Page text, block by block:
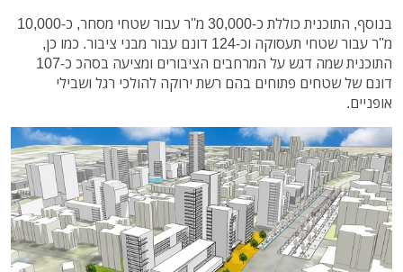
בנוסף, התוכנית כוללת כ-30,000 מ''ר עבור שטחי מסחר, כ-10,000
מ''ר עבור שטחי תעסוקה וכ-124 דונם עבור מבני ציבור. כמו כן,
התוכנית שמה דגש על המרחבים הציבורים ומציעה בסהכ כ-107
דונם של שטחים פתוחים בהם רשת ירוקה להולכי רגל ושבילי
אופניים.